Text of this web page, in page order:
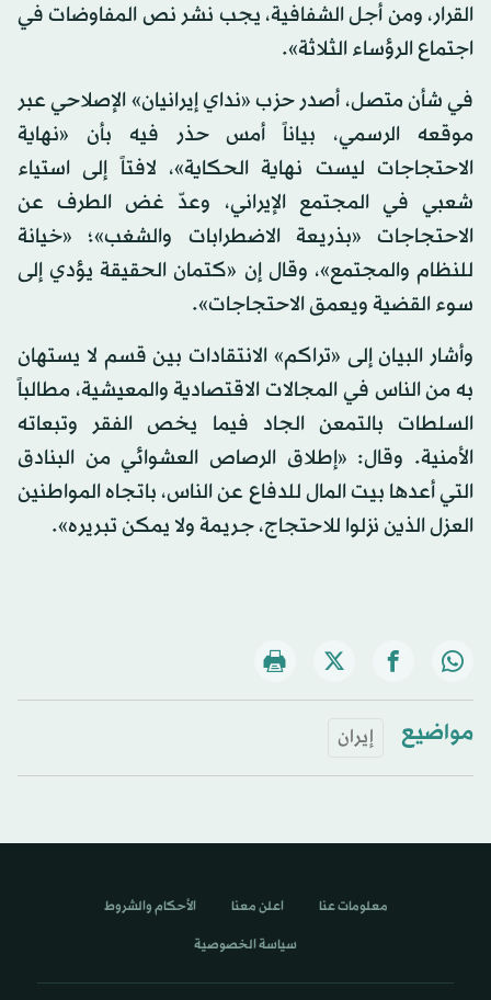
القرار، ومن أجل الشفافية، يجب نشر نص المفاوضات في
اجتماع الرؤساء الثلاثة».
في شأن متصل، أصدر حزب «نداي إيرانيان» الإصلاحي عبر
موقعه الرسمي، بياناً أمس حذر فيه بأن «نهاية
الاحتجاجات ليست نهاية الحكاية»، لافتاً إلى استياء
شعبي في المجتمع الإيراني، وعدّ غض الطرف عن
الاحتجاجات «بذريعة الاضطرابات والشغب»؛ «خيانة
للنظام والمجتمع»، وقال إن «كتمان الحقيقة يؤدي إلى
سوء القضية ويعمق الاحتجاجات».
وأشار البيان إلى «تراكم» الانتقادات بين قسم لا يستهان
به من الناس في المجالات الاقتصادية والمعيشية، مطالباً
السلطات بالتمعن الجاد فيما يخص الفقر وتبعاته
الأمنية. وقال: «إطلاق الرصاص العشوائي من البنادق
التي أعدها بيت المال للدفاع عن الناس، باتجاه المواطنين
العزل الذين نزلوا للاحتجاج، جريمة ولا يمكن تبريره».
مواضيع إيران
معلومات عنا اعلن معنا الأحكام والشروط
سياسة الخصوصية